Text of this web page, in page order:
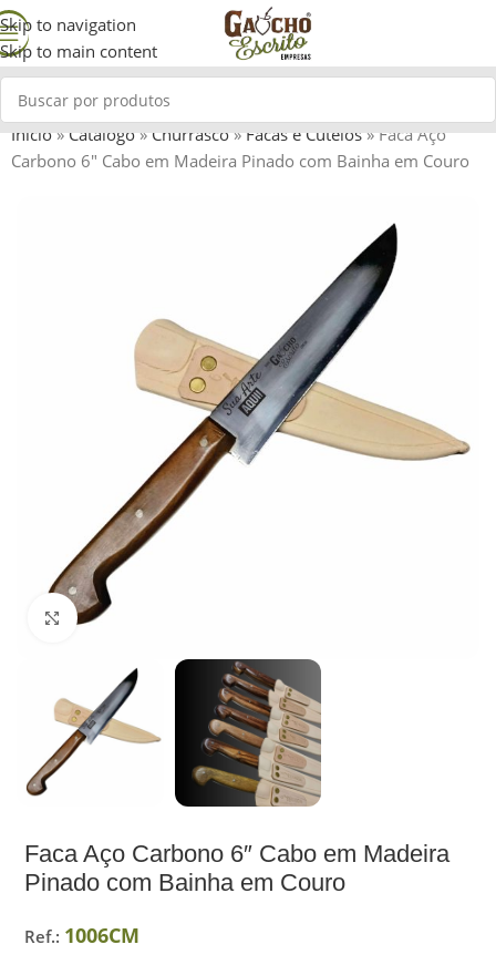
Skip to navigation
Skip to main content
Início»Catálogo»Churrasco»Facas e Cutelos»Faca Aço
Carbono 6″ Cabo em Madeira Pinado com Bainha em Couro
Ampliar
Faca Aço Carbono 6″ Cabo em Madeira
Pinado com Bainha em Couro
Ref.: 1006CM